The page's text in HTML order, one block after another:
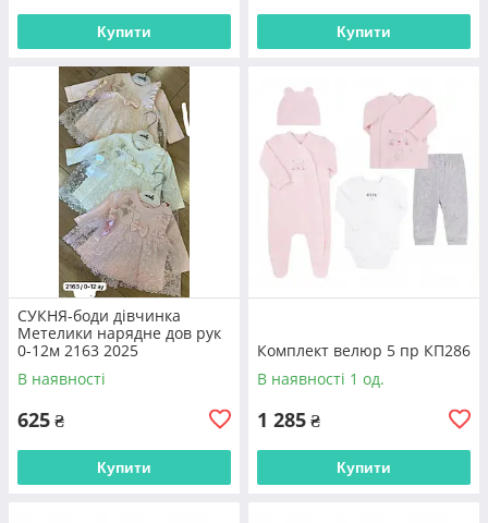
Купити Купити
СУКНЯ-боди дівчинка
Метелики нарядне дов рук
0-12м 2163 2025
В наявності
625₴
Купити
Комплект велюр 5 пр КП286
В наявності 1 од.
1 285₴
Купити